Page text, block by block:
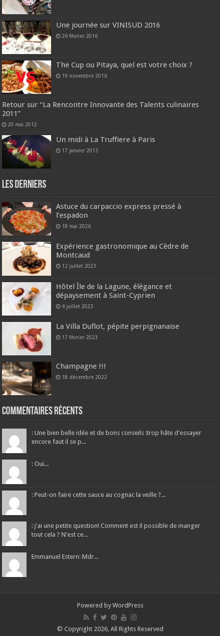
Une journée sur VINISUD 2016
26 février 2016
The Cup ou Pitaya, quel est votre choix ?
19 novembre 2016
Retour sur “La Rencontre Innovante des Talents culinaires
2011”
20 mai 2012
Un midi à La Truffiere à Paris
17 janvier 2013
Les derniers
Astuce du carpaccio express pressé à
l’espadon
18 mai 2026
Expérience gastronomique au Cèdre de
Montcaud
12 juillet 2023
Hôtel Île de la Lagune, élégance et
dépaysement à Saint-Cyprien
4 juillet 2023
La Villa Duflot, pépite perpignanaise
17 février 2023
Champagne !!!
18 décembre 2022
Commentaires récents
: Une bien belle idée et de bons conseils :trop hâte d'essayer
encore faut il se p...
: Oui...
: Peut-on faire cette sauce au cognac la veille ?...
: j'ai une petite question! Comment est il possible de manger
tout cela ? N'est ce...
Emmanuel Estern: Mdr...
Powered by WordPress
© Copyright 2026, All Rights Reserved